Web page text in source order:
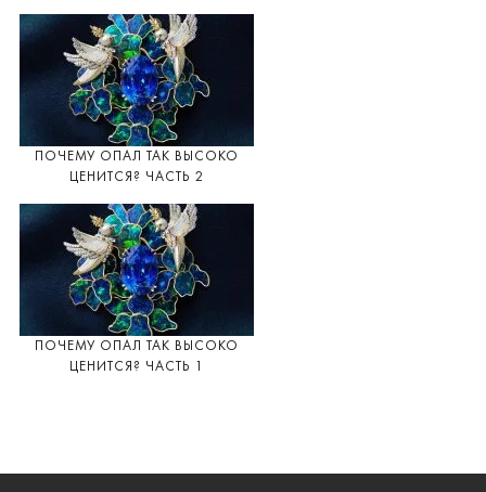
ПОЧЕМУ ОПАЛ ТАК ВЫСОКО
ЦЕНИТСЯ? ЧАСТЬ 2
ПОЧЕМУ ОПАЛ ТАК ВЫСОКО
ЦЕНИТСЯ? ЧАСТЬ 1